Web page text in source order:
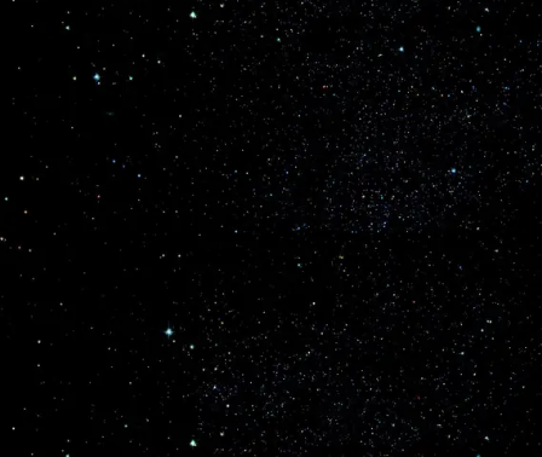
enxames estelares mais massivos emergem mais
rapidamente das nuvens em que se formam,
dissipando gás e enchendo a galáxia com luz
ultravioleta....
Webb e Hubble descobrem que os enxames
estelares maciços emergem mais rapidamente
Os astrónomos que utilizam o Telescópio Espacial James
Webb da NASA/ESA/CSA, juntamente com o Telescópio
Espacial Hubble da NASA/ESA, observaram em detalhe
milhares de jovens enxames estelares em quatro galáxias
próximas, estudando enxames em diferentes fases de
evolução. As suas ... Continue...
Ver no Facebook